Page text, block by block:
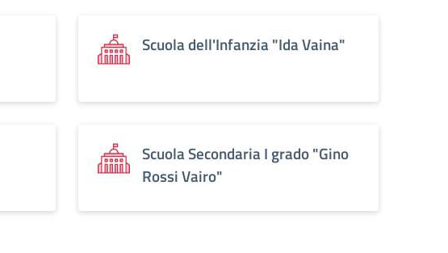
Scuola dell'Infanzia "Ida Vaina"
Scuola Secondaria I grado "Gino
Rossi Vairo"